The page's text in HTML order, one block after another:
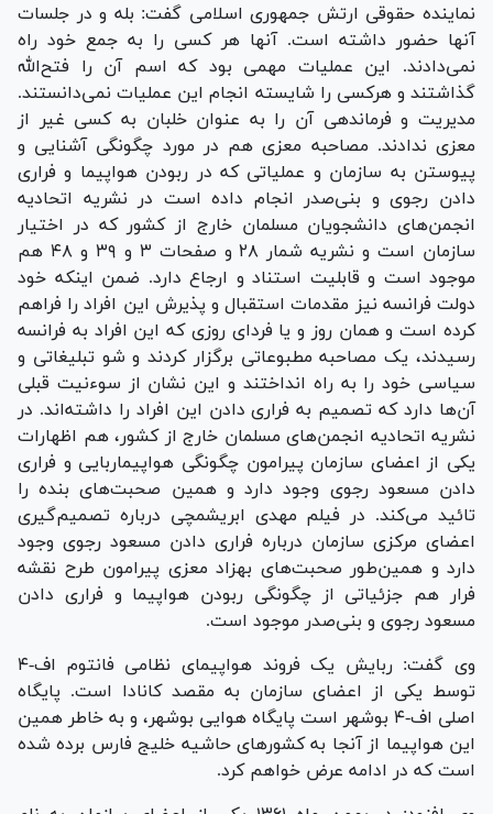
نماینده حقوقی ارتش جمهوری اسلامی گفت: بله و در جلسات
آنها حضور داشته است. آنها هر کسی را به جمع خود راه
نمی‌دادند. این عملیات مهمی بود که اسم آن را فتح‌الله
گذاشتند و هرکسی را شایسته انجام این عملیات نمی‌دانستند.
مدیریت و فرماندهی آن را به عنوان خلبان به کسی غیر از
معزی ندادند. مصاحبه معزی هم در مورد چگونگی آشنایی و
پیوستن به سازمان و عملیاتی که در ربودن هواپیما و فراری
دادن رجوی و بنی‌صدر انجام داده است در نشریه اتحادیه
انجمن‌های دانشجویان مسلمان خارج از کشور که در اختیار
سازمان است و نشریه شمار ۲۸ و صفحات ۳ و ۳۹ و ۴۸ هم
موجود است و قابلیت استناد و ارجاع دارد. ضمن اینکه خود
دولت فرانسه نیز مقدمات استقبال و پذیرش این افراد را فراهم
کرده است و همان روز و یا فردای روزی که این افراد به فرانسه
رسیدند، یک مصاحبه مطبوعاتی برگزار کردند و شو تبلیغاتی و
سیاسی خود را به راه انداختند و این نشان از سوءنیت قبلی
آن‌ها دارد که تصمیم به فراری دادن این افراد را داشته‌اند. در
نشریه اتحادیه انجمن‌های مسلمان خارج از کشور، هم اظهارات
یکی از اعضای سازمان پیرامون چگونگی هواپیماربایی و فراری
دادن مسعود رجوی وجود دارد و همین صحبت‌های بنده را
تائید می‌کند. در فیلم مهدی ابریشمچی درباره تصمیم‌گیری
اعضای مرکزی سازمان درباره فراری دادن مسعود رجوی وجود
دارد و همین‌طور صحبت‌های بهزاد معزی پیرامون طرح نقشه
فرار هم جزئیاتی از چگونگی ربودن هواپیما و فراری دادن
مسعود رجوی و بنی‌صدر موجود است.
وی گفت: ربایش یک فروند هواپیمای نظامی فانتوم اف-۴
توسط یکی از اعضای سازمان به مقصد کانادا است. پایگاه
اصلی اف-۴ بوشهر است پایگاه هوایی بوشهر، و به خاطر همین
این هواپیما از آنجا به کشور‌های حاشیه خلیج فارس برده شده
است که در ادامه عرض خواهم کرد.